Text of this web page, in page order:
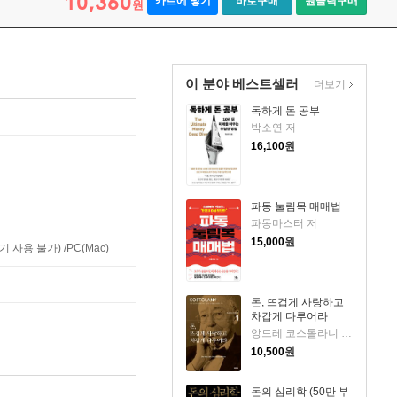
원
이 분야 베스트셀러
독하게 돈 공부
박소연 저
16,100원
파동 눌림목 매매법
파동마스터 저
15,000원
돈, 뜨겁게 사랑하고
차갑게 다루어라
앙드레 코스톨라니 저/한윤진 역
10,500원
돈의 심리학 (50만 부
더보기
사용 불가) /PC(Mac)